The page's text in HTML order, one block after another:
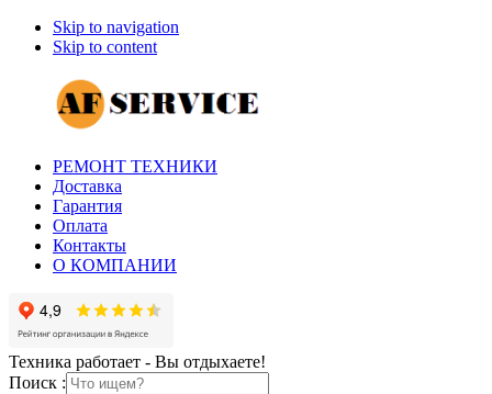
Skip to navigation
Skip to content
РЕМОНТ ТЕХНИКИ
Доставка
Гарантия
Оплата
Контакты
О КОМПАНИИ
Техника работает - Вы отдыхаете!
Поиск :